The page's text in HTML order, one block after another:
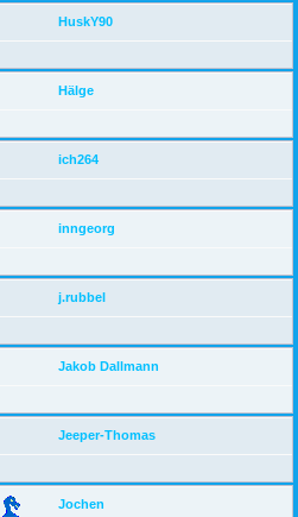
HuskY90
Hälge
ich264
inngeorg
j.rubbel
Jakob Dallmann
Jeeper-Thomas
Jochen